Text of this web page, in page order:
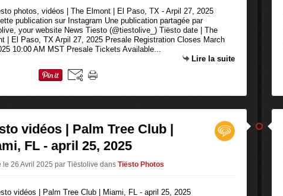
publication sur Instagram Une publication partagée par
your website News Tiesto (@tiestolive_) Tiësto date | The
| El Paso, TX Arpil 27, 2025 Presale Registration Closes March
10:00 AM MST Presale Tickets Available...
Lire la suite
vidéos | Palm Tree Club |
FL - april 25, 2025
le 26 Avril 2025 par Tiëstolive dans Tiësto Photos